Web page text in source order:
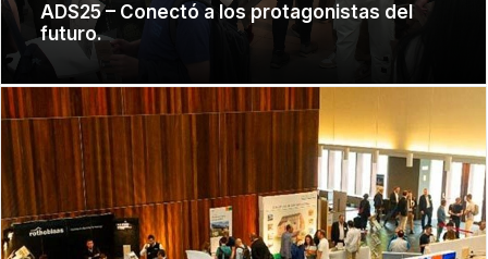
ADS25 – Conectó a los protagonistas del
futuro.